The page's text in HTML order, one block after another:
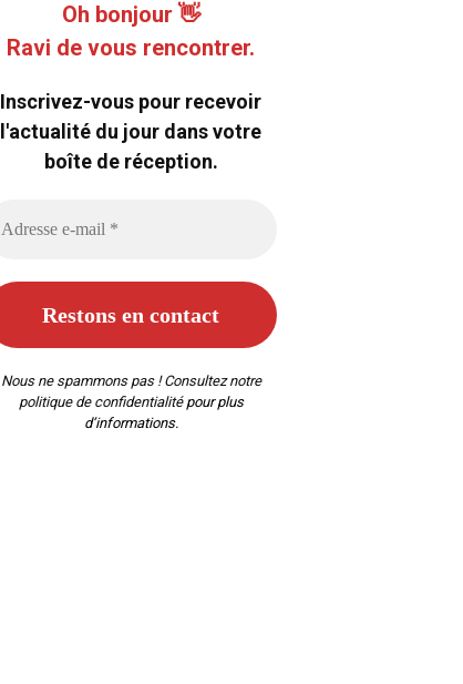
Oh bonjour 👋
Ravi de vous rencontrer.
Inscrivez-vous pour recevoir
l'actualité du jour dans votre
boîte de réception.
Nous ne spammons pas ! Consultez notre
politique de confidentialitépour plus
d’informations.